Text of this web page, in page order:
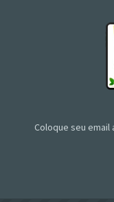
Coloque seu